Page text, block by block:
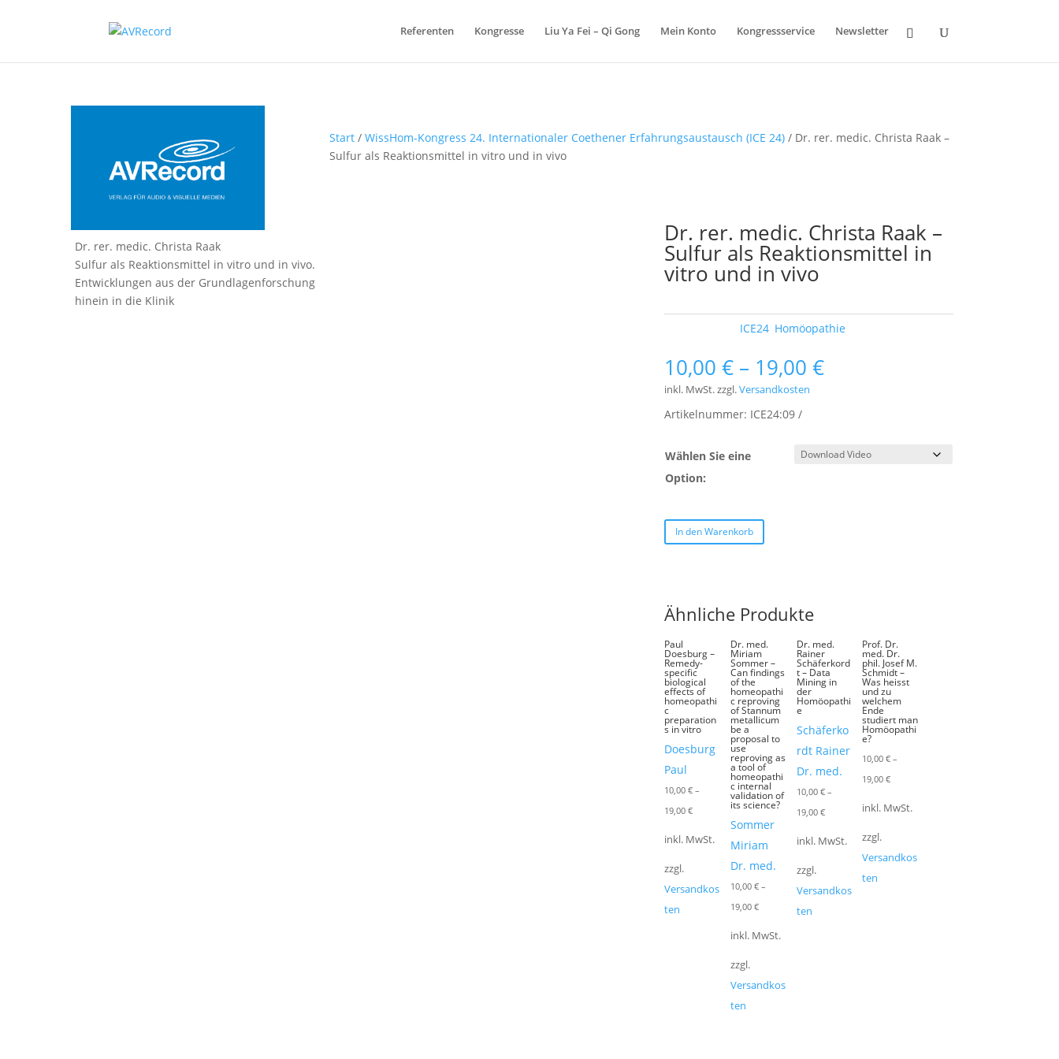
Referenten Kongresse Liu Ya Fei – Qi Gong Mein Konto Kongressservice Newsletter
Dr. rer. medic. Christa Raak
Sulfur als Reaktionsmittel in vitro und in vivo.
Entwicklungen aus der Grundlagenforschung
hinein in die Klinik
Start/ WissHom-Kongress 24. Internationaler Coethener Erfahrungsaustausch (ICE 24)/ Dr. rer. medic. Christa Raak –
Sulfur als Reaktionsmittel in vitro und in vivo
Dr. rer. medic. Christa Raak –
Sulfur als Reaktionsmittel in
vitro und in vivo
ICE24 Homöopathie
10,00€ – 19,00€
inkl. MwSt.zzgl.Versandkosten
Artikelnummer: ICE24:09
Wählen Sie eine
Option:
In den Warenkorb
Ähnliche Produkte
Paul
Doesburg –
Remedy-
specific
biological
effects of
homeopathi
c
preparation
s in vitro
Doesburg
Paul
10,00€ –
19,00€
inkl. MwSt.
zzgl.
Versandkos
ten
Dr. med.
Miriam
Sommer –
Can findings
of the
homeopathi
c reproving
of Stannum
metallicum
be a
proposal to
use
reproving as
a tool of
homeopathi
c internal
validation of
its science?
Sommer
Miriam
Dr. med.
10,00 €–
19,00 €
inkl. MwSt.
zzgl.
Versandkos
ten
Dr. med.
Rainer
Schäferkord
t – Data
Mining in
der
Homöopathi
e
Schäferko
rdt Rainer
Dr. med.
10,00 €–
19,00 €
inkl. MwSt.
zzgl.
Versandkos
ten
Prof. Dr.
med. Dr.
phil. Josef M.
Schmidt –
Was heisst
und zu
welchem
Ende
studiert man
Homöopathi
e?
10,00€ –
19,00€
inkl. MwSt.
zzgl.
Versandkos
ten